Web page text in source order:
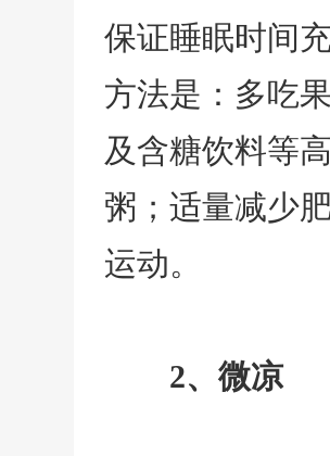
保证睡眠时间
方法是：多吃
及含糖饮料等
粥；适量减少
运动。
2、 微凉